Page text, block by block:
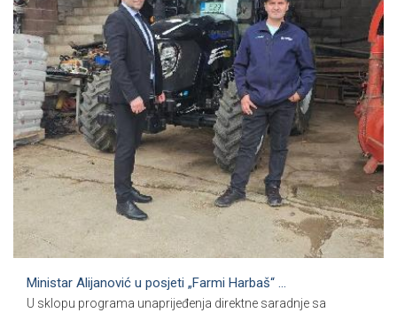
Ministar Alijanović u posjeti „Farmi Harbaš“ ...
U sklopu programa unaprijeđenja direktne saradnje sa